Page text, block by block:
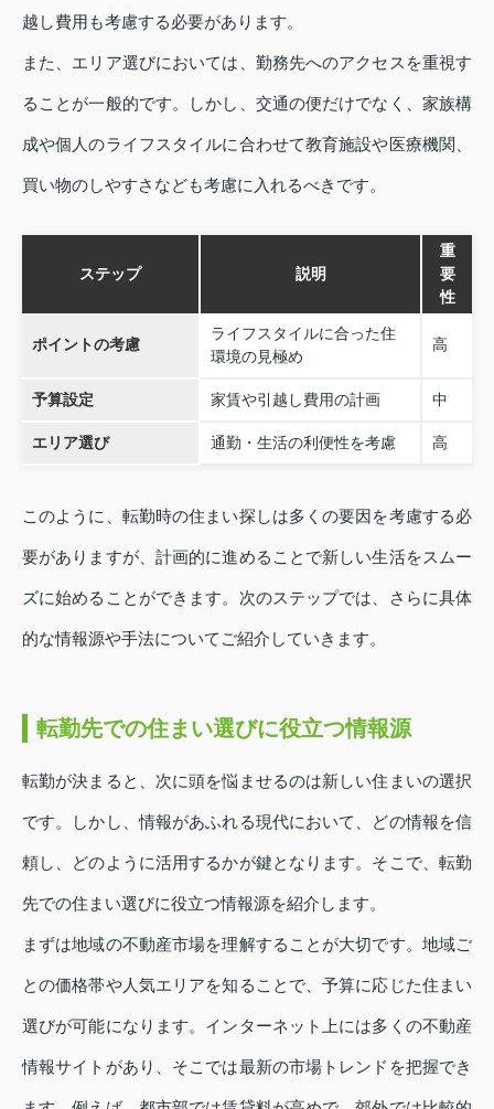
越し費用も考慮する必要があります。
また、エリア選びにおいては、勤務先へのアクセスを重視す
ることが一般的です。しかし、交通の便だけでなく、家族構
成や個人のライフスタイルに合わせて教育施設や医療機関、
買い物のしやすさなども考慮に入れるべきです。
ステップ 説明
重
要
性
ポイントの考慮
ライフスタイルに合った住
環境の見極め
高
予算設定 家賃や引越し費用の計画 中
エリア選び 通勤・生活の利便性を考慮 高
このように、転勤時の住まい探しは多くの要因を考慮する必
要がありますが、計画的に進めることで新しい生活をスムー
ズに始めることができます。次のステップでは、さらに具体
的な情報源や手法についてご紹介していきます。
転勤先での住まい選びに役立つ情報源
転勤が決まると、次に頭を悩ませるのは新しい住まいの選択
です。しかし、情報があふれる現代において、どの情報を信
頼し、どのように活用するかが鍵となります。そこで、転勤
先での住まい選びに役立つ情報源を紹介します。
まずは地域の不動産市場を理解することが大切です。地域ご
との価格帯や人気エリアを知ることで、予算に応じた住まい
選びが可能になります。インターネット上には多くの不動産
情報サイトがあり、そこでは最新の市場トレンドを把握でき